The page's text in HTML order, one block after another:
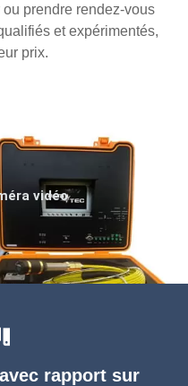
ou prendre rendez-vous
et expérimentés,
prix.
rapport sur
vidéo